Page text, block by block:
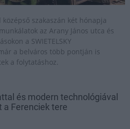
szakaszán két hónapja
az Arany János utca és
a SWIETELSKY
a belváros több pontján is
a folytatáshoz.
és modern technológiával
a Ferenciek tere